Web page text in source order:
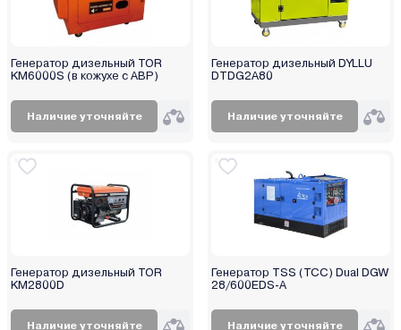
Генератор дизельный TOR
KM6000S (в кожухе с АВР)
Наличие уточняйте
Генератор дизельный DYLLU
DTDG2A80
Наличие уточняйте
Генератор дизельный TOR
KM2800D
Наличие уточняйте
Генератор TSS (ТСС) Dual DGW
28/600EDS-A
Наличие уточняйте